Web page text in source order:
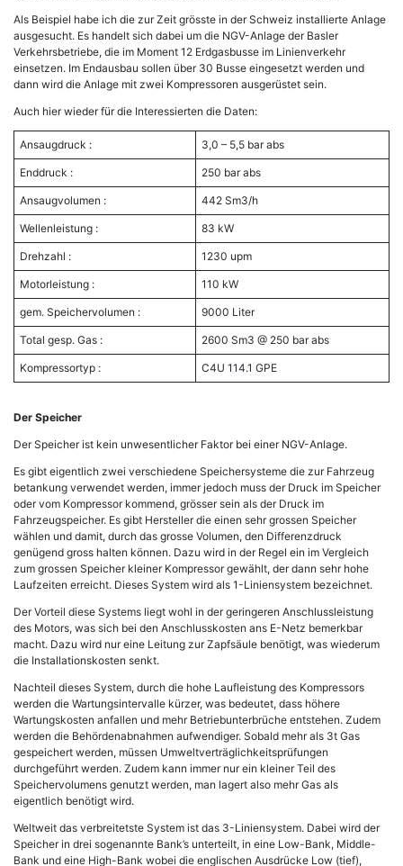
Als Beispiel habe ich die zur Zeit grösste in der Schweiz installierte Anlage
ausgesucht. Es handelt sich dabei um die NGV-Anlage der Basler
Verkehrsbetriebe, die im Moment 12 Erdgasbusse im Linienverkehr
einsetzen. Im Endausbau sollen über 30 Busse eingesetzt werden und
dann wird die Anlage mit zwei Kompressoren ausgerüstet sein.
Auch hier wieder für die Interessierten die Daten:
Ansaugdruck : 3,0 – 5,5 bar abs
Enddruck : 250 bar abs
Ansaugvolumen : 442 Sm3/h
Wellenleistung : 83 kW
Drehzahl : 1230 upm
Motorleistung : 110 kW
gem. Speichervolumen : 9000 Liter
Total gesp. Gas : 2600 Sm3 @ 250 bar abs
Kompressortyp : C4U 114.1 GPE
Der Speicher
Der Speicher ist kein unwesentlicher Faktor bei einer NGV-Anlage.
Es gibt eigentlich zwei verschiedene Speichersysteme die zur Fahrzeug
betankung verwendet werden, immer jedoch muss der Druck im Speicher
oder vom Kompressor kommend, grösser sein als der Druck im
Fahrzeugspeicher. Es gibt Hersteller die einen sehr grossen Speicher
wählen und damit, durch das grosse Volumen, den Differenzdruck
genügend gross halten können. Dazu wird in der Regel ein im Vergleich
zum grossen Speicher kleiner Kompressor gewählt, der dann sehr hohe
Laufzeiten erreicht. Dieses System wird als 1-Liniensystem bezeichnet.
Der Vorteil diese Systems liegt wohl in der geringeren Anschlussleistung
des Motors, was sich bei den Anschlusskosten ans E-Netz bemerkbar
macht. Dazu wird nur eine Leitung zur Zapfsäule benötigt, was wiederum
die Installationskosten senkt.
Nachteil dieses System, durch die hohe Laufleistung des Kompressors
werden die Wartungsintervalle kürzer, was bedeutet, dass höhere
Wartungskosten anfallen und mehr Betriebunterbrüche entstehen. Zudem
werden die Behördenabnahmen aufwendiger. Sobald mehr als 3t Gas
gespeichert werden, müssen Umweltverträglichkeitsprüfungen
durchgeführt werden. Zudem kann immer nur ein kleiner Teil des
Speichervolumens genutzt werden, man lagert also mehr Gas als
eigentlich benötigt wird.
Weltweit das verbreitetste System ist das 3-Liniensystem. Dabei wird der
Speicher in drei sogenannte Bank’s unterteilt, in eine Low-Bank, Middle-
Bank und eine High-Bank wobei die englischen Ausdrücke Low (tief),